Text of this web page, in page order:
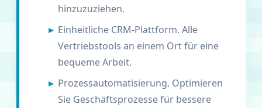
hinzuzuziehen.
Einheitliche CRM-Plattform. Alle
Vertriebstools an einem Ort für eine
bequeme Arbeit.
Prozessautomatisierung. Optimieren
Sie Geschäftsprozesse für bessere